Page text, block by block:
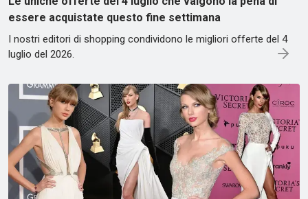
essere acquistate questo fine settimana
I nostri editori di shopping condividono le migliori offerte del 4
luglio del 2026.